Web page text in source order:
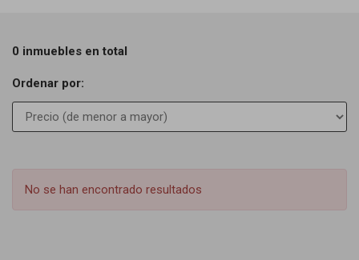
0 inmuebles en total
Ordenar por:
No se han encontrado resultados